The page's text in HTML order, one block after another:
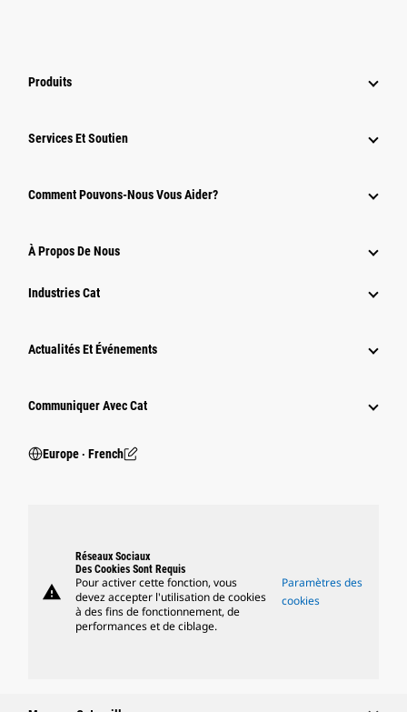
Produits
Services Et Soutien
Comment Pouvons-Nous Vous Aider?
À Propos De Nous
Industries Cat
Actualités Et Événements
Communiquer Avec Cat
Europe ‧ French
warning
Réseaux Sociaux
Des Cookies Sont Requis
Pour activer cette fonction, vous
devez accepter l'utilisation de cookies
à des fins de fonctionnement, de
performances et de ciblage.
Paramètres des
cookies